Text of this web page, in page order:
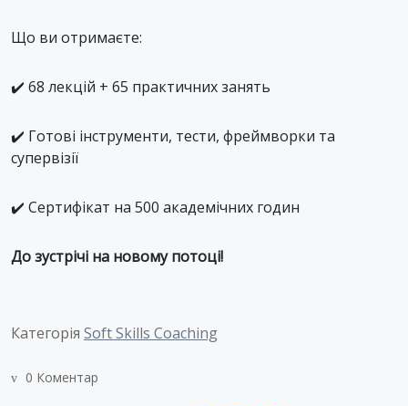
Що ви отримаєте:
✔️ 68 лекцій + 65 практичних занять
✔️ Готові інструменти, тести, фреймворки та
супервізії
✔️ Сертифікат на 500 академічних годин
До зустрічі на новому потоці!
Категорія Soft Skills Coaching
0 Коментар